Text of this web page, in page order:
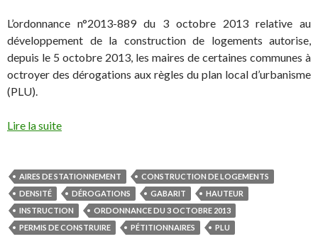
L’ordonnance n°2013-889 du 3 octobre 2013 relative au
développement de la construction de logements autorise,
depuis le 5 octobre 2013, les maires de certaines communes à
octroyer des dérogations aux règles du plan local d’urbanisme
(PLU).
Lire la suite
AIRES DE STATIONNEMENT
CONSTRUCTION DE LOGEMENTS
DENSITÉ
DÉROGATIONS GABARIT
HAUTEUR
INSTRUCTION
ORDONNANCE DU 3 OCTOBRE 2013
PERMIS DE CONSTRUIRE
PÉTITIONNAIRES PLU